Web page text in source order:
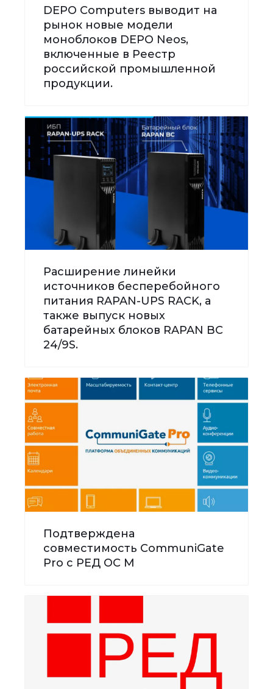
DEPO Computers выводит на
рынок новые модели
моноблоков DEPO Neos,
включенные в Реестр
российской промышленной
продукции.
Расширение линейки
источников бесперебойного
питания RAPAN-UPS RACK, а
также выпуск новых
батарейных блоков RAPAN BC
24/9S.
Подтверждена
совместимость CommuniGate
Pro с РЕД ОС М